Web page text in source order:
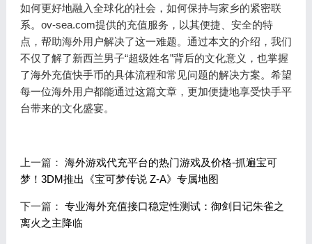
如何更好地融入全球化的社会，如何保持与家乡的紧密联
系。ov-sea.com提供的充值服务，以其便捷、安全的特
点，帮助海外用户解决了这一难题。通过本文的介绍，我们
不仅了解了新西兰男子“超级姓名”背后的文化意义，也掌握
了海外充值快手币的具体流程和常见问题的解决方案。希望
每一位海外用户都能通过这篇文章，更加便捷地享受快手平
台带来的文化盛宴。
上一篇： 海外游戏代充平台的热门游戏及价格-抓遍宝可
梦！3DM推出《宝可梦传说 Z-A》专属地图
下一篇： 专业海外充值接口稳定性测试：御剑日记朱雀之
离火之主降临